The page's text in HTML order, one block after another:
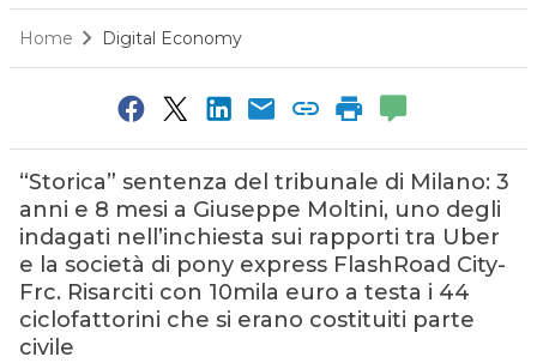
Home Digital Economy
“Storica” sentenza del tribunale di Milano: 3
anni e 8 mesi a Giuseppe Moltini, uno degli
indagati nell’inchiesta sui rapporti tra Uber
e la società di pony express FlashRoad City-
Frc. Risarciti con 10mila euro a testa i 44
ciclofattorini che si erano costituiti parte
civile